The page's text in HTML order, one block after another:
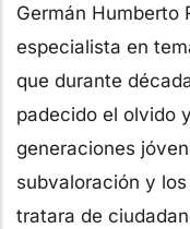
Germán Humberto
especialista en
que durante
padecido el olvido
generaciones
subvaloración y
tratara de